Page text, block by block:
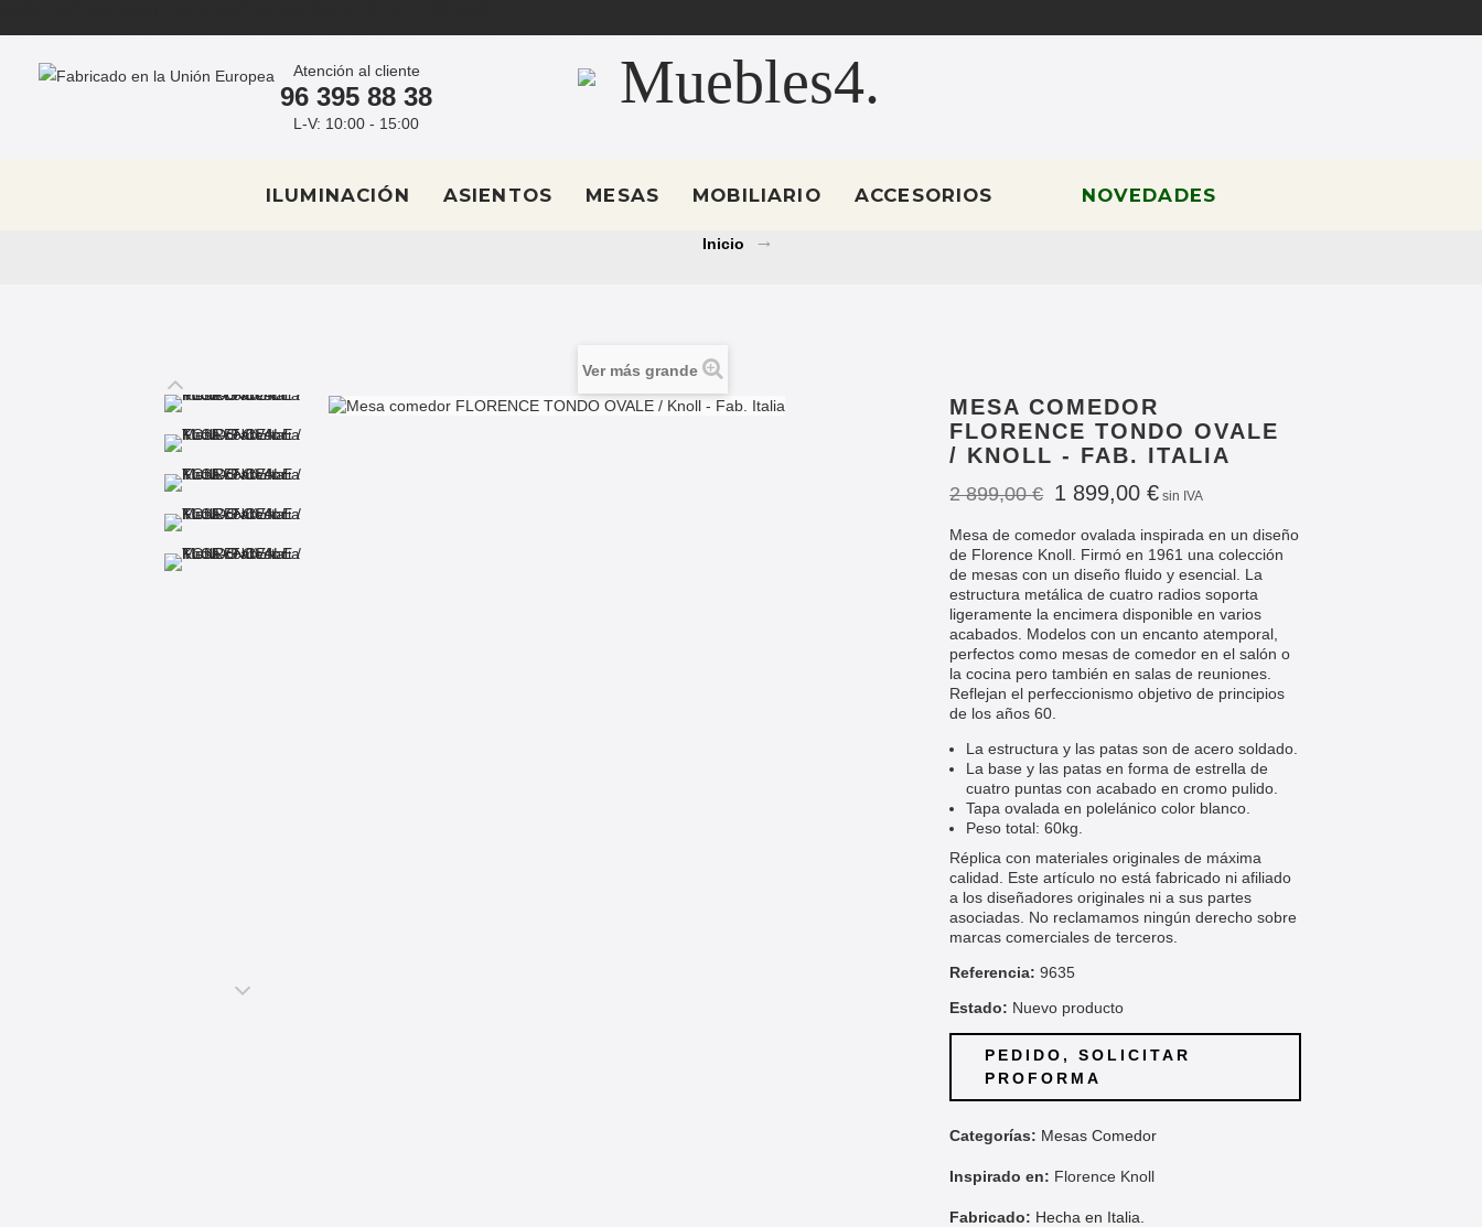
ASESORAMIENTO PERSONAL POR ARQUITECTOS DE INTERIORES - PROYECTOS DE OBRA
COMPRAS MEDIANTE PROFORMA / PRESUPUESTO - info@muebles4.com
Atención al cliente
96 395 88 38
L-V: 10:00 - 15:00
ILUMINACIÓN ASIENTOS MESAS MOBILIARIO ACCESORIOS NOVEDADES
Inicio
Ver más grande
MESA COMEDOR
FLORENCE TONDO OVALE
/ KNOLL - FAB. ITALIA
2 899,00 € 1 899,00 € sin IVA
Mesa de comedor ovalada inspirada en un diseño
de Florence Knoll. Firmó en 1961 una colección
de mesas con un diseño fluido y esencial. La
estructura metálica de cuatro radios soporta
ligeramente la encimera disponible en varios
acabados. Modelos con un encanto atemporal,
perfectos como mesas de comedor en el salón o
la cocina pero también en salas de reuniones.
Reflejan el perfeccionismo objetivo de principios
de los años 60.
La estructura y las patas son de acero soldado.
La base y las patas en forma de estrella de
cuatro puntas con acabado en cromo pulido.
Tapa ovalada en polelánico color blanco.
Peso total: 60kg.
Réplica con materiales originalesde máxima
calidad. Este artículo no está fabricado ni afiliado
a los diseñadores originales ni a sus partes
asociadas. No reclamamos ningún derecho sobre
marcas comerciales de terceros.
Referencia: 9635
Estado: Nuevo producto
PEDIDO, SOLICITAR
PROFORMA
Categorías: Mesas Comedor
Inspirado en: Florence Knoll
Fabricado: Hecha en Italia.